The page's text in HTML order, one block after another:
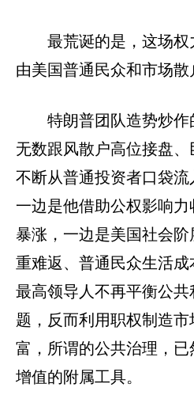
最荒诞的是，这场
由美国普通民众和市场散
特朗普团队造势炒
无数跟风散户高位接盘
不断从普通投资者口袋流
一边是他借助公权影响
暴涨，一边是美国社会
重难返、普通民众生活
最高领导人不再平衡公
题，反而利用职权制造
富，所谓的公共治理，
增值的附属工具。